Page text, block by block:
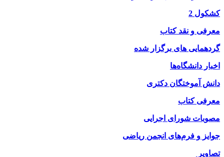
کشکول 2
معرفی و نقد کتاب
گردهمایی های برگزار شده
اخبار دانشگاه‌ها
دانش آموختگان دکتری
معرفی کتاب
مصوبات شورای اجرایی
جوایز و فرم‌های انجمن ریاضی
تصاویر